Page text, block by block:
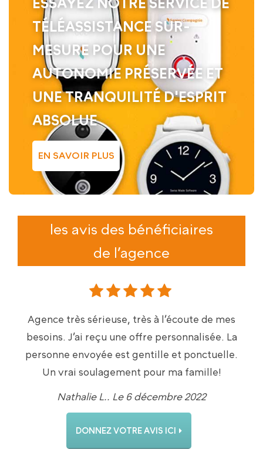
TÉLÉASSISTANCE SUR-
MESURE POUR UNE
AUTONOMIE PRÉSERVÉE ET
UNE TRANQUILITÉ D'ESPRIT
ABSOLUE
EN SAVOIR PLUS
les avis des bénéficiaires
de l’agence
Agence très sérieuse, très à l’écoute de mes
besoins. J’ai reçu une offre personnalisée. La
personne envoyée est gentille et ponctuelle.
Un vrai soulagement pour ma famille!
Nathalie L.. Le 6 décembre 2022
DONNEZ VOTRE AVIS ICI